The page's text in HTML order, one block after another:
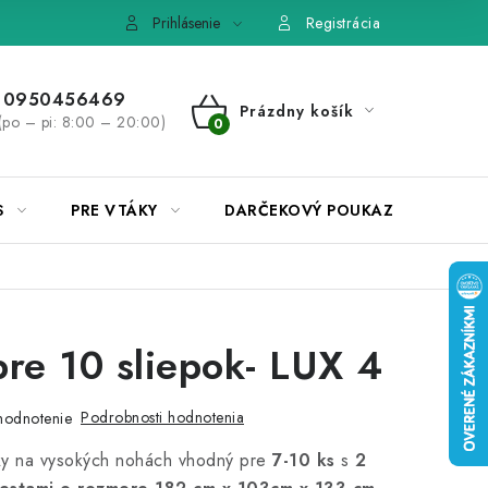
Pravidlá súťaží na Facebooku
Prihlásenie Registrácia
0950456469
(po – pi: 8:00 – 20:00)
NÁKUPNÝ
Prázdny košík
PRE VTÁKY DARČEKOVÝ POUKAZ
10 sliepok- LUX 4
Podrobnosti hodnotenia
na vysokých nohách vhodný pre 7-10 ks s 2